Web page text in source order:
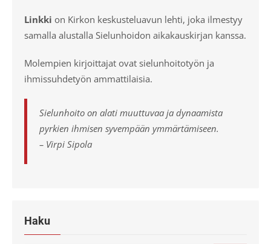
Linkki on Kirkon keskusteluavun lehti, joka ilmestyy
samalla alustalla Sielunhoidon aikakauskirjan kanssa.
Molempien kirjoittajat ovat sielunhoitotyön ja
ihmissuhdetyön ammattilaisia.
Sielunhoito on alati muuttuvaa ja dynaamista
pyrkien ihmisen syvempään ymmärtämiseen.
– Virpi Sipola
Haku